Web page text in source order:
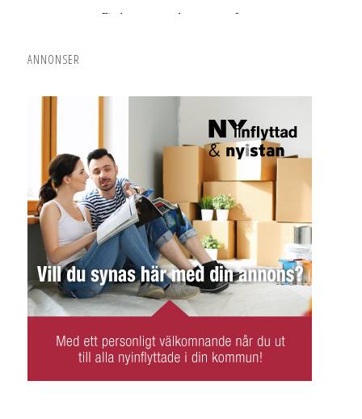
ANNONSER